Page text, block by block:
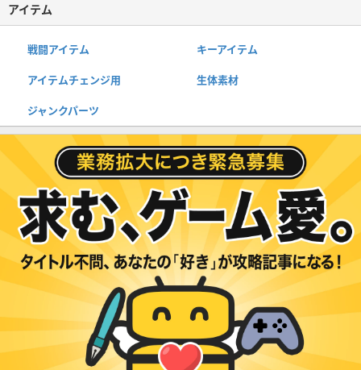
アイテム
戦闘アイテム キーアイテム
アイテムチェンジ用 生体素材
ジャンクパーツ